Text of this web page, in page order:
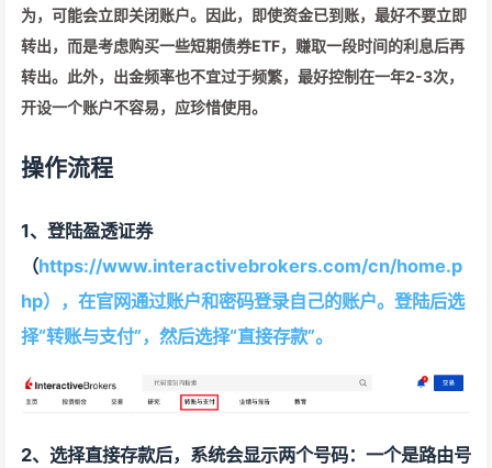
为，可能会立即关闭账户。因此，即使资金已到账，最好不要立即
转出，而是考虑购买一些短期债券ETF，赚取一段时间的利息后再
转出。此外，出金频率也不宜过于频繁，最好控制在一年2-3次，
开设一个账户不容易，应珍惜使用。
操作流程
1、登陆盈透证券
（https://www.interactivebrokers.com/cn/home.p
hp），在官网通过账户和密码登录自己的账户。登陆后选
择“转账与支付”，然后选择“直接存款”。
2、选择直接存款后，系统会显示两个号码：一个是路由号